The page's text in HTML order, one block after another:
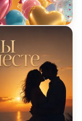
в постели
Я Люблю Тебя